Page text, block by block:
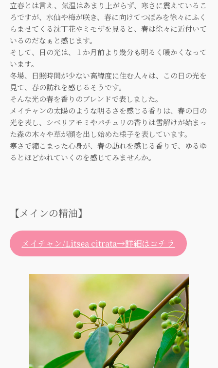
立春とは言え、気温はあまり上がらず、寒さに震えているこ
ろですが、水仙や梅が咲き、春に向けてつぼみを徐々にふく
らませてくる沈丁花やミモザを見ると、春は徐々に近付いて
いるのだなぁと感じます。
そして、日の光は、１か月前より幾分も明るく暖かくなって
います。
冬場、日照時間が少ない高緯度に住む人々は、この日の光を
見て、春の訪れを感じるそうです。
そんな光の春を香りのブレンドで表しました。
メイチャンの太陽のような明るさを感じる香りは、春の日の
光を表し、シベリアモミやパチュリの香りは雪解けが始まっ
た森の木々や草が顔を出し始めた様子を表しています。
寒さで縮こまった心身が、春の訪れを感じる香りで、ゆるゆ
るとほどかれていくのを感じてみませんか。
【メインの精油】
メイチャン/Litsea citrata→詳細はコチラ